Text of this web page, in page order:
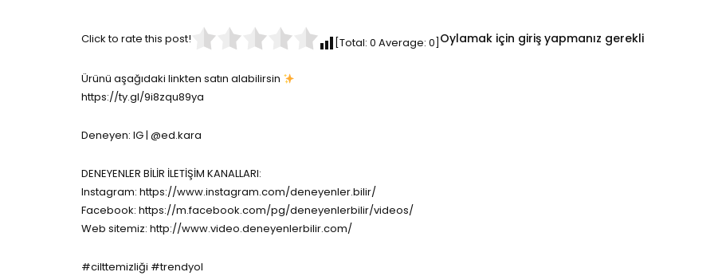
Click to rate this post! [Total: 0 Average: 0 Oylamak için giriş yapmanız gerekli
Ürünü aşağıdaki linkten satın alabilirsin
https://ty.gl/9i8zqu89ya
Deneyen: IG | @ed.kara
DENEYENLER BİLİR İLETİŞİM KANALLARI:
Instagram: https://www.instagram.com/deneyenler.bilir/
Facebook: https://m.facebook.com/pg/deneyenlerbilir/videos/
Web sitemiz: http://www.video.deneyenlerbilir.com/
#cilttemizliği #trendyol